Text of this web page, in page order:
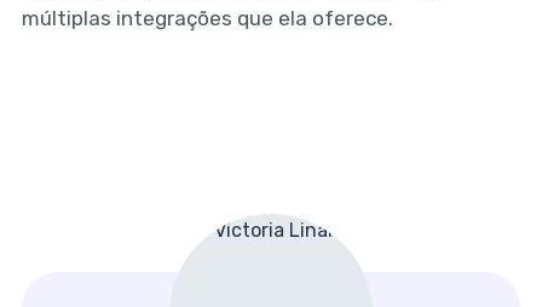
múltiplas integrações que ela oferece.